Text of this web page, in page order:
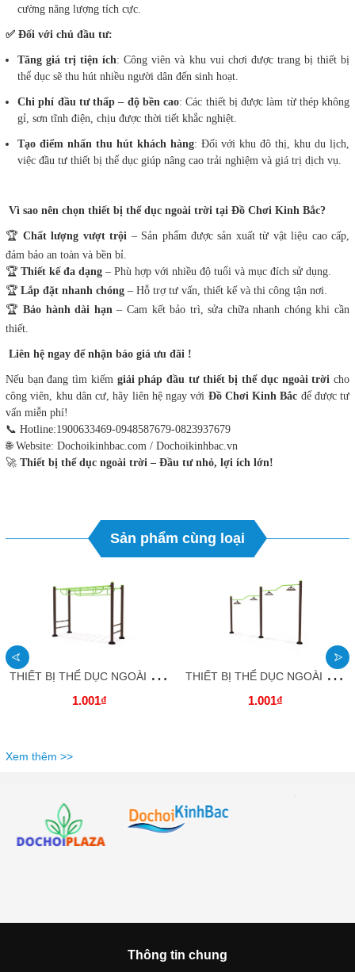
cường năng lượng tích cực.
✅ Đối với chủ đầu tư:
Tăng giá trị tiện ích: Công viên và khu vui chơi được trang bị thiết bị
thể dục sẽ thu hút nhiều người dân đến sinh hoạt.
Chi phí đầu tư thấp – độ bền cao: Các thiết bị được làm từ thép không
gỉ, sơn tĩnh điện, chịu được thời tiết khắc nghiệt.
Tạo điểm nhấn thu hút khách hàng: Đối với khu đô thị, khu du lịch,
việc đầu tư thiết bị thể dục giúp nâng cao trải nghiệm và giá trị dịch vụ.
Vì sao nên chọn thiết bị thể dục ngoài trời tại Đồ Chơi Kinh Bắc?
🏆 Chất lượng vượt trội – Sản phẩm được sản xuất từ vật liệu cao cấp,
đảm bảo an toàn và bền bỉ.
🏆 Thiết kế đa dạng – Phù hợp với nhiều độ tuổi và mục đích sử dụng.
🏆 Lắp đặt nhanh chóng – Hỗ trợ tư vấn, thiết kế và thi công tận nơi.
🏆Bảo hành dài hạn – Cam kết bảo trì, sửa chữa nhanh chóng khi cần
thiết.
Liên hệ ngay để nhận báo giá ưu đãi !
Nếu bạn đang tìm kiếm giải pháp đầu tư thiết bị thể dục ngoài trời cho
công viên, khu dân cư, hãy liên hệ ngay với Đồ Chơi Kinh Bắc để được tư
vấn miễn phí!
📞 Hotline:1900633469-0948587679-0823937679
🌐 Website: Dochoikinhbac.com / Dochoikinhbac.vn
🚀 Thiết bị thể dục ngoài trời – Đầu tư nhỏ, lợi ích lớn!
Sản phẩm cùng loại
T
HIẾT BỊ THỂ DỤC NGOÀI TRỜI_ Xà đơn công viên _TDNTKB09 DOCHOIKINHBAC
1.001₫
T
HIẾT BỊ THỂ DỤC NGOÀI TRỜI_ Máy tập vai đôi _TDNTKB08 DOCHOIKINHBAC
1.001₫
Xem thêm >>
Thông tin chung